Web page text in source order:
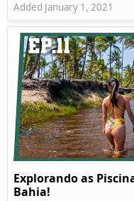
Added January 1, 2021
Explorando as
Bahia!